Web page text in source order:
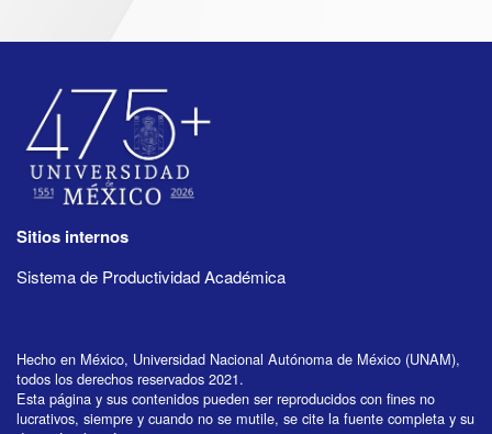
Sitios internos
Sistema de Productividad Académica
Hecho en México, Universidad Nacional Autónoma de México (UNAM),
todos los derechos reservados 2021.
Esta página y sus contenidos pueden ser reproducidos con fines no
lucrativos, siempre y cuando no se mutile, se cite la fuente completa y su